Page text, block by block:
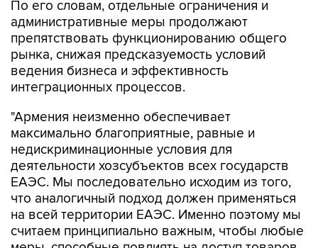
препятствовать функционированию общего
рынка, снижая предсказуемость условий
ведения бизнеса и эффективность
интеграционных процессов.
"Армения неизменно обеспечивает
недискриминационные условия для
деятельности хозсубъектов всех государств
ЕАЭС. Мы последовательно исходим из того,
что аналогичный подход должен применяться
на всей территории ЕАЭС. Именно поэтому мы
считаем принципиально важным, чтобы любые
меры, способные повлиять на доступ товаров
и услуг государств-членов на общий рынок,